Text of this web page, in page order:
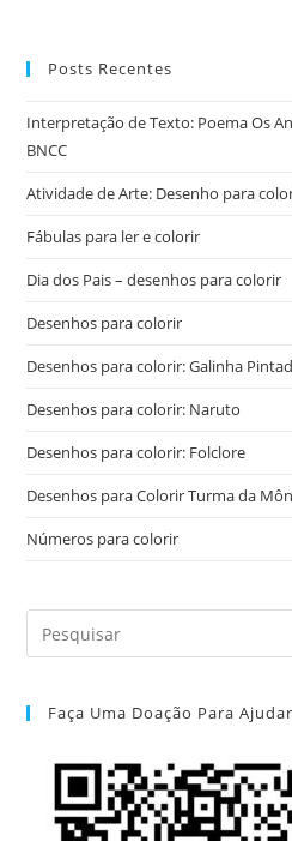
Posts Recentes
Interpretação de Texto: Poema Os
BNCC
Atividade de Arte: Desenho para
Fábulas para ler e colorir
Dia dos Pais – desenhos para colorir
Desenhos para colorir
Desenhos para colorir: Galinha
Desenhos para colorir: Naruto
Desenhos para colorir: Folclore
Desenhos para Colorir Turma da
Números para colorir
Faça Uma Doação Para